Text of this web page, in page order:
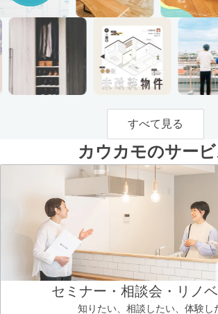
すべて見る
カウカモのサービ
セミナー・相談会・リノ
知りたい、相談したい、体験し